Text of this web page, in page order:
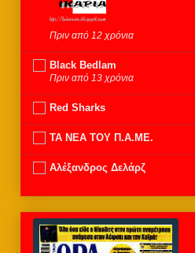
Πριν από 12 χρόνια
Black Bedlam
Πριν από 13 χρόνια
Red Sharks
ΤΑ ΝΕΑ ΤΟΥ Π.Α.ΜΕ.
Αλέξανδρος Δελάρζ